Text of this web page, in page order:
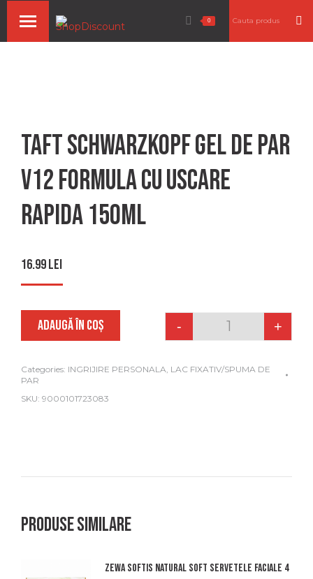
0
Taft schwarzkopf gel de par
v12 formula cu uscare
rapida 150ml
16.99lei
Quantity
- +
ADAUGĂ ÎN COȘ
Categories: INGRIJIRE PERSONALA, LAC FIXATIV/SPUMA DE
PAR
SKU: 9000101723083
Produse similare
Zewa softis natural soft servetele faciale 4